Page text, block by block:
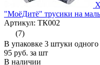
"МоёДитё" трусики на
Артикул: ТК002
(7)
В упаковке 3 штуки одного
95 руб. за шт
В наличии